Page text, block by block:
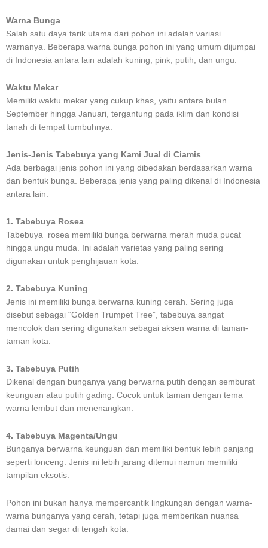
Warna Bunga
Salah satu daya tarik utama dari pohon ini adalah variasi
warnanya. Beberapa warna bunga pohon ini yang umum dijumpai
di Indonesia antara lain adalah kuning, pink, putih, dan ungu.
Waktu Mekar
Memiliki waktu mekar yang cukup khas, yaitu antara bulan
September hingga Januari, tergantung pada iklim dan kondisi
tanah di tempat tumbuhnya.
Jenis-Jenis Tabebuya yang Kami Jual di Ciamis
Ada berbagai jenis pohon ini yang dibedakan berdasarkan warna
dan bentuk bunga. Beberapa jenis yang paling dikenal di Indonesia
antara lain:
1. Tabebuya Rosea
Tabebuya rosea memiliki bunga berwarna merah muda pucat
hingga ungu muda. Ini adalah varietas yang paling sering
digunakan untuk penghijauan kota.
2. Tabebuya Kuning
Jenis ini memiliki bunga berwarna kuning cerah. Sering juga
disebut sebagai “Golden Trumpet Tree”, tabebuya sangat
mencolok dan sering digunakan sebagai aksen warna di taman-
taman kota.
3. Tabebuya Putih
Dikenal dengan bunganya yang berwarna putih dengan semburat
keunguan atau putih gading. Cocok untuk taman dengan tema
warna lembut dan menenangkan.
4. Tabebuya Magenta/Ungu
Bunganya berwarna keunguan dan memiliki bentuk lebih panjang
seperti lonceng. Jenis ini lebih jarang ditemui namun memiliki
tampilan eksotis.
Pohon ini bukan hanya mempercantik lingkungan dengan warna-
warna bunganya yang cerah, tetapi juga memberikan nuansa
damai dan segar di tengah kota.